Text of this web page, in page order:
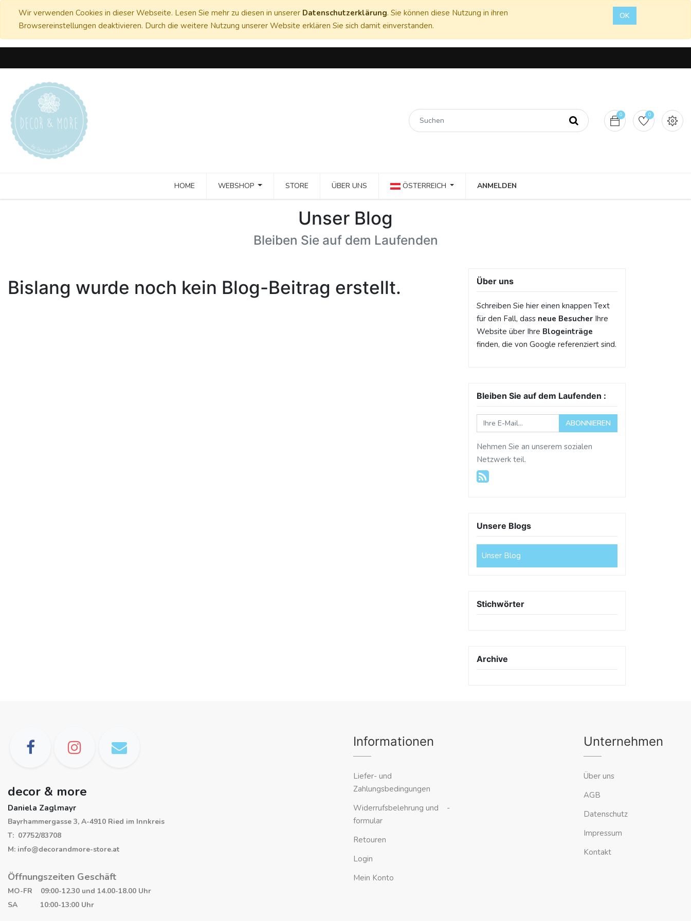
Wir verwenden Cookies in dieser Webseite. Lesen Sie mehr zu diesen in unserer Datenschutzerklärung. Sie können diese Nutzung in ihren
Browsereinstellungen deaktivieren. Durch die weitere Nutzung unserer Website erklären Sie sich damit einverstanden.
OK
0 0
HOME WEBSHOP STORE ÜBER UNS ÖSTERREICH ANMELDEN
Unser Blog
Bleiben Sie auf dem Laufenden
Bislang wurde noch kein Blog-Beitrag erstellt. Über uns
Schreiben Sie hier einen knappen Text
für den Fall, dass neue Besucher Ihre
Website über Ihre Blogeinträge
finden, die von Google referenziert sind.
Bleiben Sie auf dem Laufenden :
ABONNIEREN
Nehmen Sie an unserem sozialen
Netzwerk teil.
Unsere Blogs
Unser Blog
Stichwörter
Archive
decor & more
Daniela Zaglmayr
Bayrhammergasse 3, A-4910 Ried im Innkreis
T: 07752/83708
M: info@decorandmore-store.at
Öffnungszeiten Geschäft
MO-FR 09:00-12.30 und 14.00-18.00 Uhr
SA 10:00-13:00 Uhr
Informationen
Liefer- und
Zahlungsbedingungen
Widerrufsbelehrung und -
formular
Retouren
Login
Mein Konto
Unternehmen
Über uns
AGB
Datenschutz
Impressum
Kontakt